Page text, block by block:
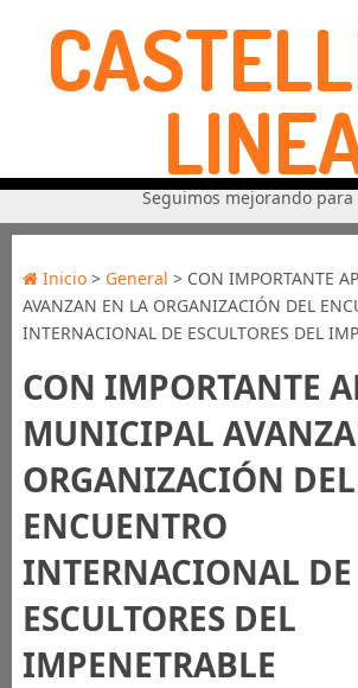
Seguimos mejorando para
Inicio> General > CON IMPORTANTE
AVANZAN EN LA ORGANIZACIÓN DEL
INTERNACIONAL DE ESCULTORES DEL
CON IMPORTANTE
MUNICIPAL
ORGANIZACIÓN DEL
ENCUENTRO
INTERNACIONAL DE
ESCULTORES DEL
IMPENETRABLE